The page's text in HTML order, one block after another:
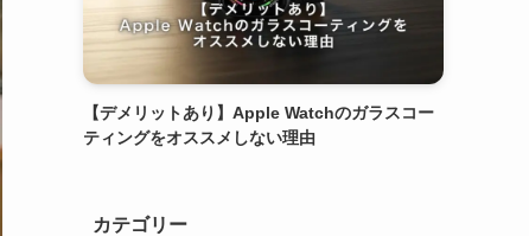
【デメリットあり】Apple Watchのガラスコー
ティングをオススメしない理由
カテゴリー